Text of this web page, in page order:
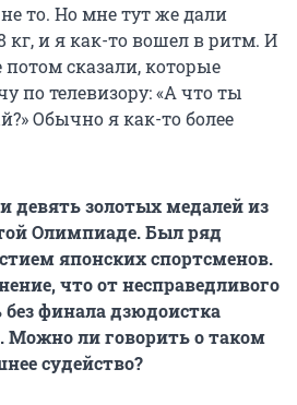
то. Но мне тут же дали
кг, и я как-то вошел в ритм. И
сказали, которые
по телевизору: «А что ты
Обычно я как-то более
девять золотых медалей из
Олимпиаде. Был ряд
японских спортсменов.
что от несправедливого
без финала дзюдоистка
Можно ли говорить о таком
судейство?